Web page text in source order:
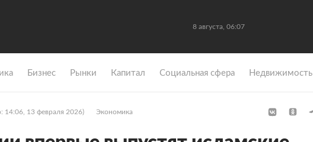
8 августа, 06:07
Бизнес Рынки Капитал Социальная сфера Недвижимость
14:06, 13 февраля 2026) Экономика